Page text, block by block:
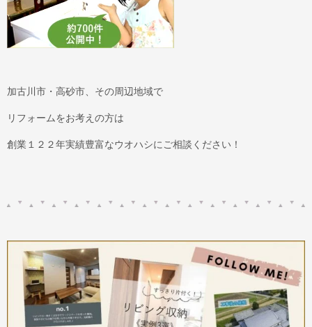
加古川市・高砂市、その周辺地域で
リフォームをお考えの方は
創業１２２年実績豊富なウオハシにご相談ください！